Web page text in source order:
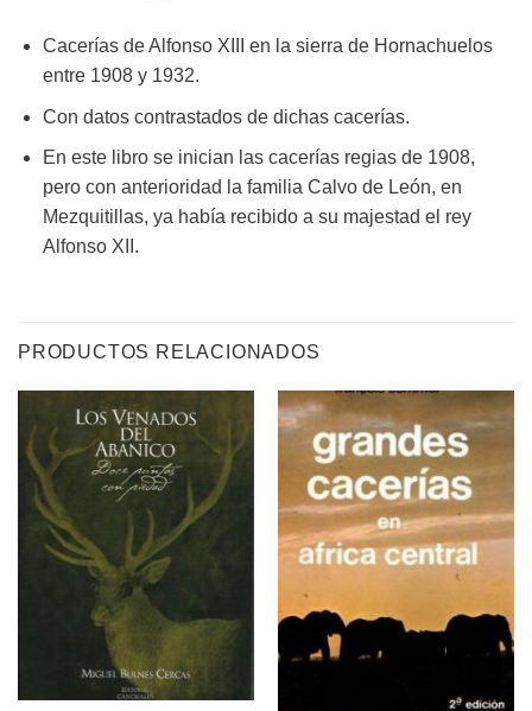
Cacerías de Alfonso XIII en la sierra de Hornachuelos
entre 1908 y 1932.
Con datos contrastados de dichas cacerías.
En este libro se inician las cacerías regias de 1908,
pero con anterioridad la familia Calvo de León, en
Mezquitillas, ya había recibido a su majestad el rey
Alfonso XII.
PRODUCTOS RELACIONADOS